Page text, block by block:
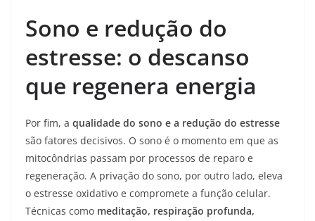
Sono e redução do
estresse: o descanso
que regenera energia
Por fim, a qualidade do sono e a redução do estresse
são fatores decisivos. O sono é o momento em que as
mitocôndrias passam por processos de reparo e
regeneração. A privação do sono, por outro lado, eleva
o estresse oxidativo e compromete a função celular.
Técnicas como meditação, respiração profunda,